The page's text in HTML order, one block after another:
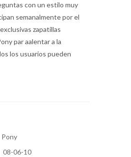
con un estilo muy
semanalmente por el
zapatillas
par aalentar a la
los usuarios pueden
Pony
08-06-10